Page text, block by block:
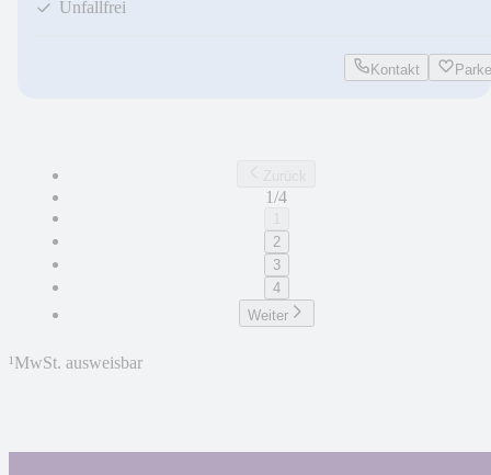
Unfallfrei
Kontakt
1/4
2
3
4
Weiter
¹MwSt. ausweisbar